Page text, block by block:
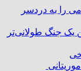
را به دردسر
یک جنگ طولانی‌تر